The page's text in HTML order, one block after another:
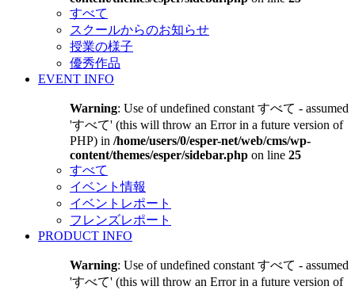
すべて
スクールからのお知らせ
授業の様子
優秀作品
EVENT INFO
Warning: Use of undefined constant すべて - assumed
'すべて' (this will throw an Error in a future version of
PHP) in /home/users/0/esper-net/web/cms/wp-
content/themes/esper/sidebar.php on line 25
すべて
イベント情報
イベントレポート
フレンズレポート
PRODUCT INFO
Warning: Use of undefined constant すべて - assumed
'すべて' (this will throw an Error in a future version of